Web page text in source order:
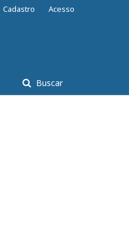
Buscar
Cadastro Acesso